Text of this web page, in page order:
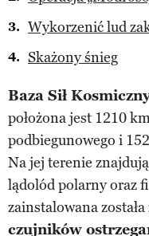
Wykorzenić lud
Skażony śnieg
Baza Sił
położona jest 1210
podbiegunowego i
Na jej terenie
lądolód polarny oraz
zainstalowana
czujników